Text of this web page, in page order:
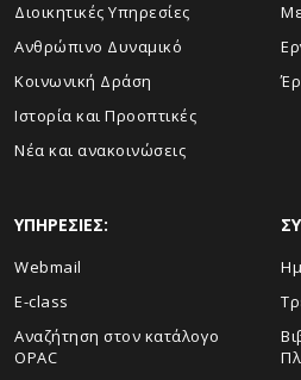
Διοικητικές Υπηρεσίες
Ανθρώπινο Δυναμικό
Κοινωνική Δράση
Ιστορία και Προοπτικές
Νέα και ανακοινώσεις
ΥΠΗΡΕΣΙΕΣ:
Webmail
E-class
Αναζήτηση στον κατάλογο
OPAC